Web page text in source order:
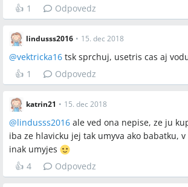
👍 1 Odpovedz
lindusss2016 • 15. dec 2018
@vektricka16 tsk sprchuj, usetris cas aj
👍 1 Odpovedz
katrin21 • 15. dec 2018
@lindusss2016 ale ved ona nepise, ze ju
iba ze hlavicku jej tak umyva ako babatku,
inak umyjes
👍 4 Odpovedz